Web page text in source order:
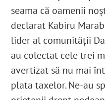
seama că oamenii
declarat Kabiru
lider al comunității
au colectat cele trei
avertizat să nu mai
plata taxelor. Ne-au